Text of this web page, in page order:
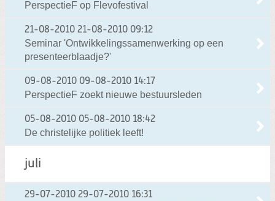
PerspectieF op Flevofestival
21-08-2010 21-08-2010 09:12
Seminar 'Ontwikkelingssamenwerking op een
presenteerblaadje?'
09-08-2010 09-08-2010 14:17
PerspectieF zoekt nieuwe bestuursleden
05-08-2010 05-08-2010 18:42
De christelijke politiek leeft!
juli
29-07-2010 29-07-2010 16:31